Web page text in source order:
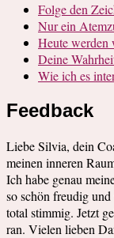
Folge den
Nur ein
Heute
Deine
Wie ich es
Feedback
Liebe Silvia, dein
meinen inneren
Ich habe genau
so schön freudig
total stimmig. Jetzt
ran. Vielen lieben